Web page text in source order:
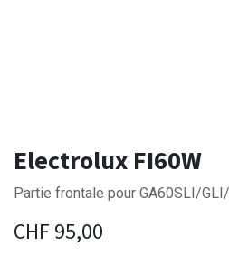
Electrolux FI60W
Partie frontale pour GA60SLI/
CHF 95,00